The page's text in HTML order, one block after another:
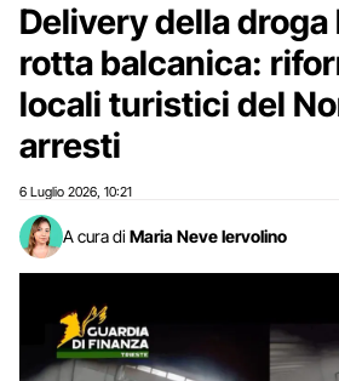
Delivery della droga
rotta balcanica:
locali turistici del
arresti
6 Luglio 2026 10:21
A cura di Maria Neve Iervolino